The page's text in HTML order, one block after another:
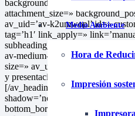
Medio Ambiente
Hora de
Impresión
background_gradient_color1=»
attachment_size=»
av_uid=’av-k2umwopl’ id=»
tag=’h1′ link_apply=»
av-medium-font-size-title=» av-
size=» av_uid=’av-k2vrdevz’
y presentaciones monocromáticas
[/av_heading] [/av_one_half] [/
shadow=’no-border-styling’